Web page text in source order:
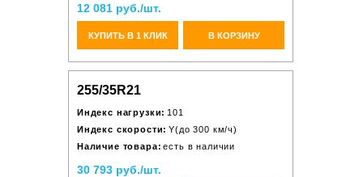
12 081 руб./шт.
КУПИТЬ В 1 КЛИК В КОРЗИНУ
255/35R21
Индекс нагрузки: 101
Индекс скорости: Y(до 300 км/ч)
Наличие товара: есть в наличии
30 793 руб./шт.